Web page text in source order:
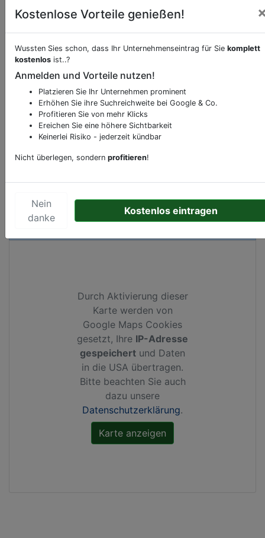
Beschreibung & Services von
oder andere relevante Informationen hinzufügen?
Klicken Sie bittehierum uns zu kontaktieren.
Gerne erweitern wir Ihren Firmeneintrag um
Sonderangebote odere besondere Services, die
Ihr Unternehmen anbietet und womit Sie sich von
Durch Aktivierung dieser
Karte werden von
Google Maps Cookies
gesetzt, Ihre IP-Adresse
gespeichert und Daten
in die USA übertragen.
Bitte beachten Sie auch
dazu unsere
Datenschutzerklärung.
Kostenlose Vorteile genießen!
Wussten Sies schon, dass Ihr Unternehmenseintrag für Sie komplett
kostenlos ist..?
Anmelden und Vorteile nutzen!
Platzieren Sie Ihr Unternehmen prominent
Erhöhen Sie ihre Suchreichweite bei Google & Co.
Profitieren Sie von mehr Klicks
Ereichen Sie eine höhere Sichtbarkeit
Keinerlei Risiko - jederzeit kündbar
Nicht überlegen, sondern profitieren!
Nein
danke
Kostenlos eintragen